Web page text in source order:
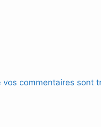
commentaires sont